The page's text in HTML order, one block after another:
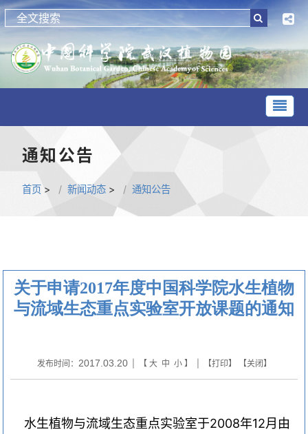
通知公告
首页 > 新闻动态 > 通知公告
关于申请2017年度中国科学院水生植物
与流域生态重点实验室开放课题的通知
发布时间： 2017.03.20| 【 大 中 小】 | 【打印】 【关闭】
水生植物与流域生态重点实验室于2008年12月由